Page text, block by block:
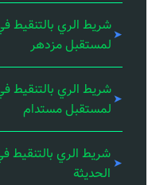
شريط الري بالتنقيط
لمستقبل مزدهر
شريط الري بالتنقيط
لمستقبل مستدام
شريط الري بالتنقيط
الحديثة